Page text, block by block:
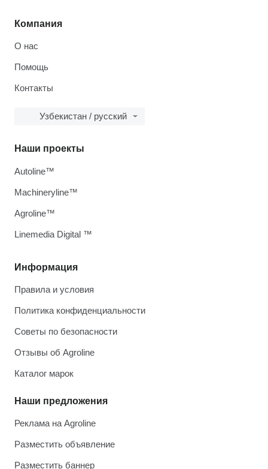
Компания
О нас
Помощь
Контакты
Узбекистан / русский
Информация
Правила и условия
Политика конфиденциальности
Советы по безопасности
Отзывы об Agroline
Каталог марок
Наши предложения
Реклама на Agroline
Разместить объявление
Разместить баннер
Наши проекты
Autoline™
Machineryline™
Agroline™
Linemedia Digital ™